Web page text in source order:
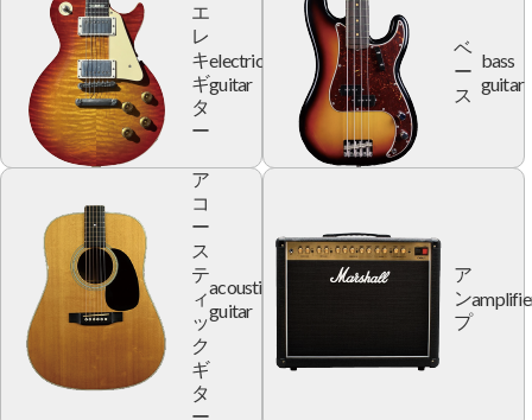
エ
レ
キ
ギ
タ
ー
electric
guitar
ベ
ー
ス
bass
guitar
ア
コ
ー
ス
テ
ィ
ッ
ク
ギ
タ
acoustic
guitar
ア
ン
プ